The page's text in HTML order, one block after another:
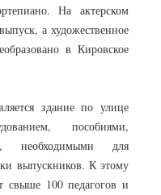
На актерском
а художественное
в Кировское
здание по улице
пособиями,
необходимыми для
выпускников. К этому
свыше 100 педагогов и